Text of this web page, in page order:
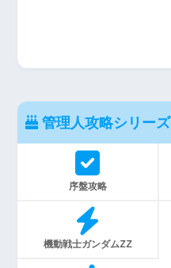
管理人攻略シリーズ
序盤攻略
機動戦士ガンダムZZ